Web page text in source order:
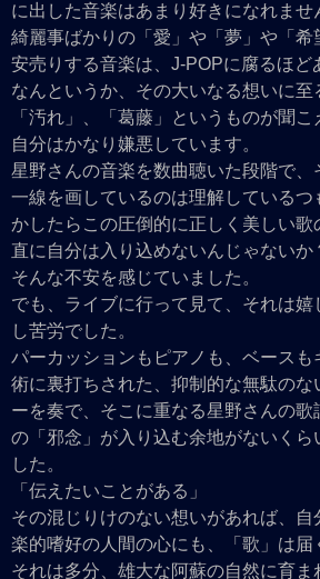
に出した音楽はあまり好きになれませ
綺麗事ばかりの「愛」や「夢」や「希
安売りする音楽は、J-POPに腐るほど
なんというか、その大いなる想いに
「汚れ」、「葛藤」というものが聞こ
自分はかなり嫌悪しています。
星野さんの音楽を数曲聴いた段階で、
一線を画しているのは理解しているつ
かしたらこの圧倒的に正しく美しい歌
直に自分は入り込めないんじゃないか
そんな不安を感じていました。
でも、ライブに行って見て、それは嬉
し苦労でした。
パーカッションもピアノも、ベースも
術に裏打ちされた、抑制的な無駄のな
ーを奏で、そこに重なる星野さんの歌
の「邪念」が入り込む余地がないくら
した。
「伝えたいことがある」
その混じりけのない想いがあれば、
楽的嗜好の人間の心にも、「歌」は届
それは多分、雄大な阿蘇の自然に育